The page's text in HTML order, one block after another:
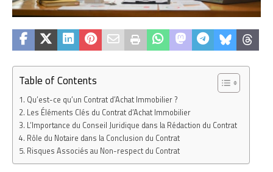
Table of Contents
Qu’est-ce qu’un Contrat d’Achat Immobilier ?
Les Éléments Clés du Contrat d’Achat Immobilier
L’Importance du Conseil Juridique dans la Rédaction du Contrat
Rôle du Notaire dans la Conclusion du Contrat
Risques Associés au Non-respect du Contrat